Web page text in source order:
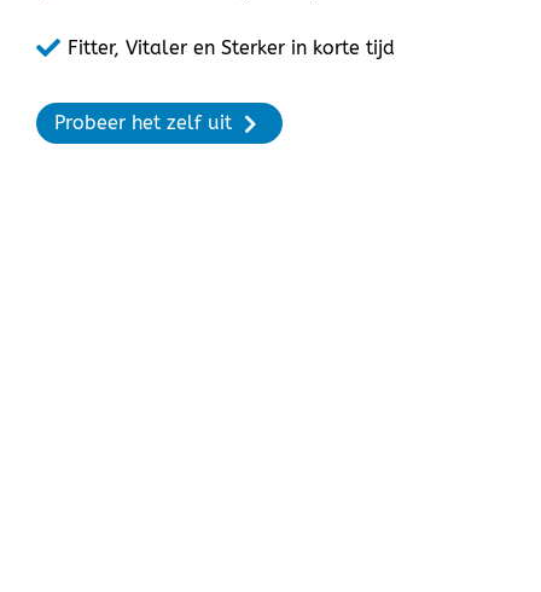
Fitter, Vitaler en Sterker in korte tijd
Probeer het zelf uit